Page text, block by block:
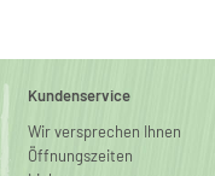
Kundenservice
Wir versprechen Ihnen
Öffnungszeiten